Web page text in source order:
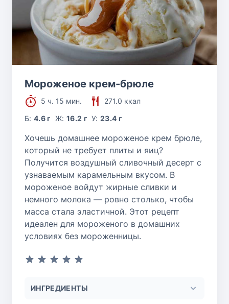
Мороженое крем-брюле
5 ч. 15 мин.
271.0 ккал
Б:4.6 г Ж: 16.2 г У:23.4 г
Хочешь домашнее мороженое крем брюле,
который не требует плиты и яиц?
Получится воздушный сливочный десерт с
узнаваемым карамельным вкусом. В
мороженое войдут жирные сливки и
немного молока — ровно столько, чтобы
масса стала эластичной. Этот рецепт
идеален для мороженого в домашних
условиях без мороженницы.
ИНГРЕДИЕНТЫ